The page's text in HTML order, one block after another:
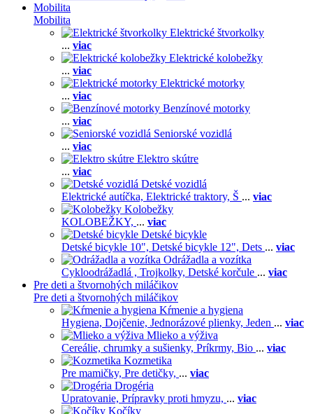
Mobilita
Mobilita
Elektrické štvorkolky
... viac
Elektrické kolobežky
... viac
Elektrické motorky
... viac
Benzínové motorky
... viac
Seniorské vozidlá
... viac
Elektro skútre
... viac
Detské vozidlá
Elektrické autíčka, Elektrické traktory, Š ... viac
Kolobežky
KOLOBEŽKY, ... viac
Detské bicykle
Detské bicykle 10", Detské bicykle 12", Dets ... viac
Odrážadla a vozítka
Cykloodrážadlá , Trojkolky, Detské korčule ... viac
Pre deti a štvornohých miláčikov
Pre deti a štvornohých miláčikov
Kŕmenie a hygiena
Hygiena, Dojčenie, Jednorázové plienky, Jeden ... viac
Mlieko a výživa
Cereálie, chrumky a sušienky, Príkrmy, Bio ... viac
Kozmetika
Pre mamičky, Pre detičky, ... viac
Drogéria
Upratovanie, Prípravky proti hmyzu, ... viac
Kočíky